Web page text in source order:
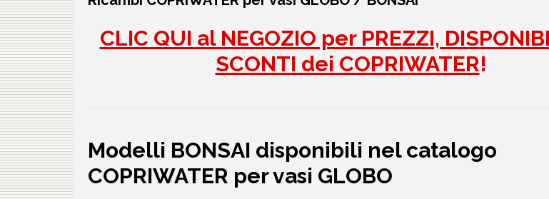
CLIC QUI al NEGOZIO per PREZZI,
SCONTI dei COPRIWATER!
Modelli BONSAI disponibili nel catalogo
COPRIWATER per vasi GLOBO